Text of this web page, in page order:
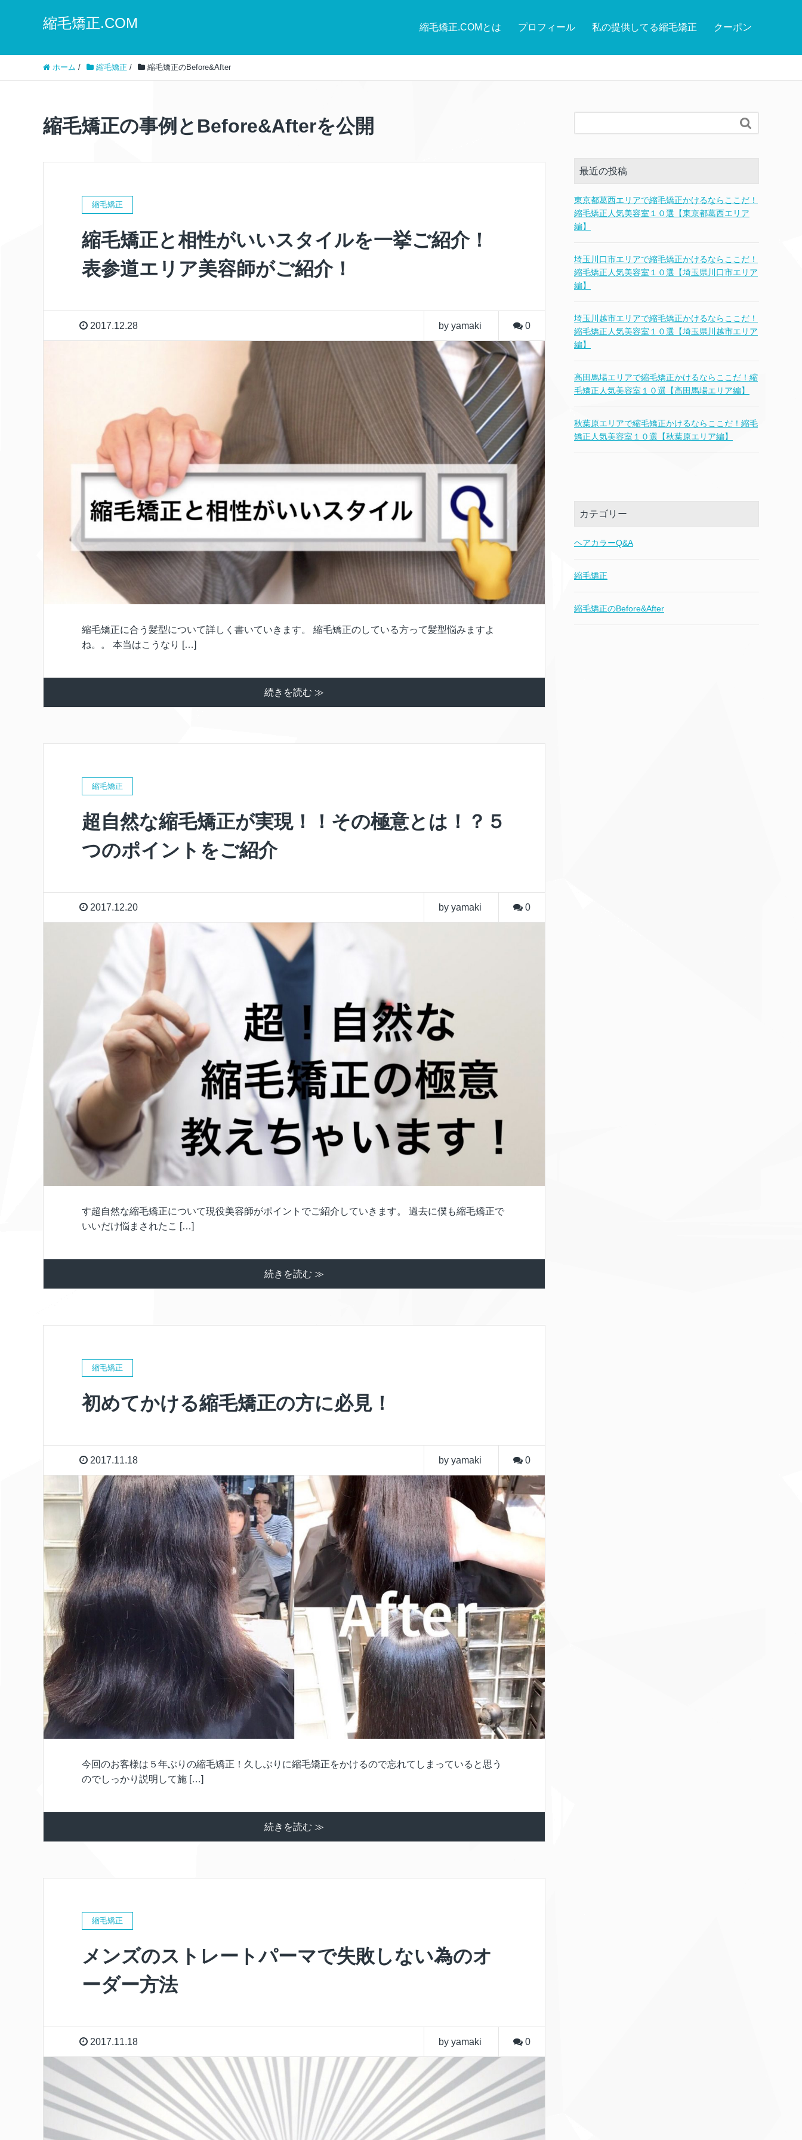
縮毛矯正.COM 縮毛矯正.COMとは プロフィール 私の提供してる縮毛矯正 クーポン
ホーム / 縮毛矯正 / 縮毛矯正のBefore&After
縮毛矯正の事例とBefore&Afterを公開
縮毛矯正
縮毛矯正と相性がいいスタイルを一挙ご紹介！
表参道エリア美容師がご紹介！
2017.12.28 by yamaki 0
縮毛矯正に合う髪型について詳しく書いていきます。 縮毛矯正のしている方って髪型悩みますよ
ね。。 本当はこうなり […]
続きを読む ≫
縮毛矯正
超自然な縮毛矯正が実現！！その極意とは！？５
つのポイントをご紹介
2017.12.20 by yamaki 0
す超自然な縮毛矯正について現役美容師がポイントでご紹介していきます。 過去に僕も縮毛矯正で
いいだけ悩まされたこ […]
続きを読む ≫
縮毛矯正
初めてかける縮毛矯正の方に必見！
2017.11.18 by yamaki 0
今回のお客様は５年ぶりの縮毛矯正！久しぶりに縮毛矯正をかけるので忘れてしまっていると思う
のでしっかり説明して施 […]
続きを読む ≫
縮毛矯正
メンズのストレートパーマで失敗しない為のオ
ーダー方法
2017.11.18 by yamaki 0

最近の投稿
東京都葛西エリアで縮毛矯正かけるならここだ！
縮毛矯正人気美容室１０選【東京都葛西エリア
編】
埼玉川口市エリアで縮毛矯正かけるならここだ！
縮毛矯正人気美容室１０選【埼玉県川口市エリア
編】
埼玉川越市エリアで縮毛矯正かけるならここだ！
縮毛矯正人気美容室１０選【埼玉県川越市エリア
編】
高田馬場エリアで縮毛矯正かけるならここだ！縮
毛矯正人気美容室１０選【高田馬場エリア編】
秋葉原エリアで縮毛矯正かけるならここだ！縮毛
矯正人気美容室１０選【秋葉原エリア編】
カテゴリー
ヘアカラーQ&A
縮毛矯正
縮毛矯正のBefore&After